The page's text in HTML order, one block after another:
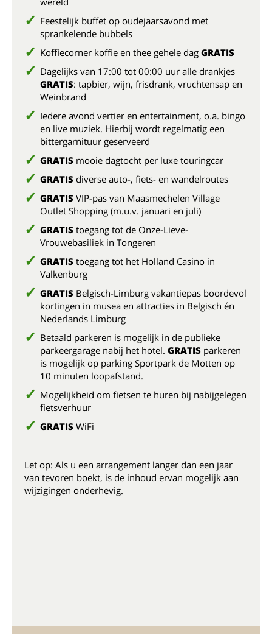
Feestelijk buffet op oudejaarsavond met
sprankelende bubbels
Koffiecorner koffie en thee gehele dag GRATIS
Dagelijks van 17:00 tot 00:00 uur alle drankjes
GRATIS: tapbier, wijn, frisdrank, vruchtensap en
Weinbrand
Iedere avond vertier en entertainment, o.a. bingo
en live muziek. Hierbij wordt regelmatig een
bittergarnituur geserveerd
GRATIS mooie dagtocht per luxe touringcar
GRATIS diverse auto-, fiets- en wandelroutes
GRATIS VIP-pas van Maasmechelen Village
Outlet Shopping (m.u.v. januari en juli)
GRATIS toegang tot de Onze-Lieve-
Vrouwebasiliek in Tongeren
GRATIS toegang tot het Holland Casino in
Valkenburg
GRATIS Belgisch-Limburg vakantiepas boordevol
kortingen in musea en attracties in Belgisch én
Nederlands Limburg
Betaald parkeren is mogelijk in de publieke
parkeergarage nabij het hotel. GRATIS parkeren
is mogelijk op parking Sportpark de Motten op
10 minuten loopafstand.
Mogelijkheid om fietsen te huren bij nabijgelegen
fietsverhuur
GRATIS WiFi
Let op: Als u een arrangement langer dan een jaar
van tevoren boekt, is de inhoud ervan mogelijk aan
wijzigingen onderhevig.